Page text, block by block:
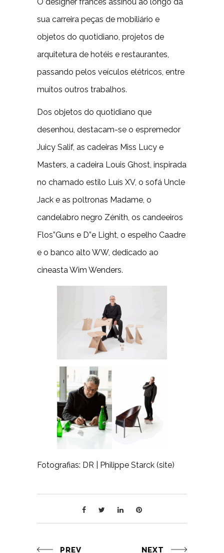
sua carreira peças de mobiliário e
objetos do quotidiano, projetos de
arquitetura de hotéis e restaurantes,
passando pelos veículos elétricos, entre
muitos outros trabalhos.
Dos objetos do quotidiano que
desenhou, destacam-se o espremedor
Juicy Salif, as cadeiras Miss Lucy e
Masters, a cadeira Louis Ghost, inspirada
no chamado estilo Luís XV, o sofá Uncle
Jack e as poltronas Madame, o
candelabro negro Zénith, os candeeiros
Flos”Guns e D”e Light, o espelho Caadre
e o banco alto WW, dedicado ao
cineasta Wim Wenders.
Fotografias: DR | Philippe Starck (site)
PREV NEXT